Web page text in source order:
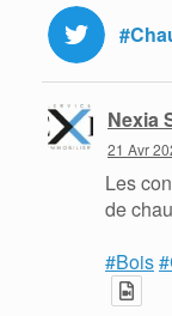
Nexia
21 Avr
Les
de
#Bois